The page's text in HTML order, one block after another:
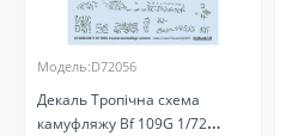
Модель:D72056
Декаль Тропічна схема
камуфляжу Bf 109G 1/72